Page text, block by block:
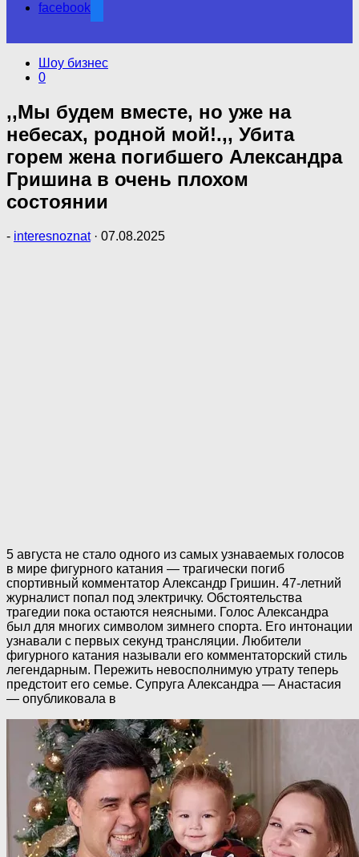
facebook
Шоу бизнес
0
,,Мы будем вместе, но уже на
небесах, родной мой!.,, Убита
горем жена погибшего Александра
Гришина в очень плохом
состоянии
- interesnoznat · 07.08.2025
5 августа не стало одного из самых узнаваемых голосов
в мире фигурного катания — трагически погиб
спортивный комментатор Александр Гришин. 47-летний
журналист попал под электричку. Обстоятельства
трагедии пока остаются неясными. Голос Александра
был для многих символом зимнего спорта. Его интонации
узнавали с первых секунд трансляции. Любители
фигурного катания называли его комментаторский стиль
легендарным. Пережить невосполнимую утрату теперь
предстоит его семье. Супруга Александра — Анастасия
— опубликовала в